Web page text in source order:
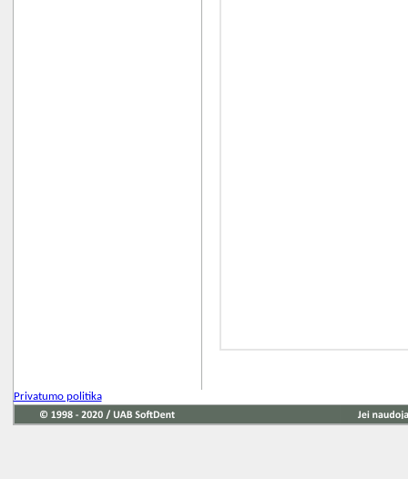
Privatumo politika